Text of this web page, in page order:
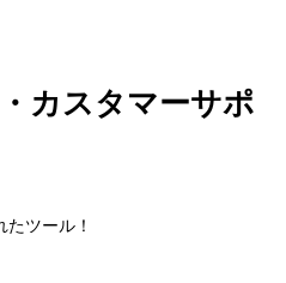
カスタマーサポ
ツール！